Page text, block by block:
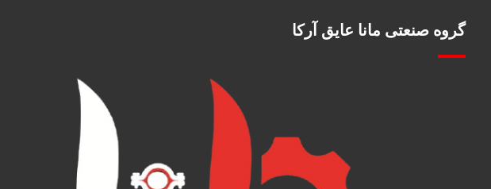
گروه صنعتی مانا عایق آرکا